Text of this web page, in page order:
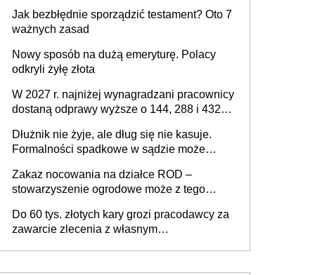
Jak bezbłędnie sporządzić testament? Oto 7
ważnych zasad
Nowy sposób na dużą emeryturę. Polacy
odkryli żyłę złota
W 2027 r. najniżej wynagradzani pracownicy
dostaną odprawy wyższe o 144, 288 i 432
Dłużnik nie żyje, ale dług się nie kasuje.
Formalności spadkowe w sądzie może
zmarłego
Zakaz nocowania na działce ROD –
stowarzyszenie ogrodowe może z tego
działki (wypowiedzieć dzierżawę)?
Do 60 tys. złotych kary grozi pracodawcy za
zawarcie zlecenia z własnym